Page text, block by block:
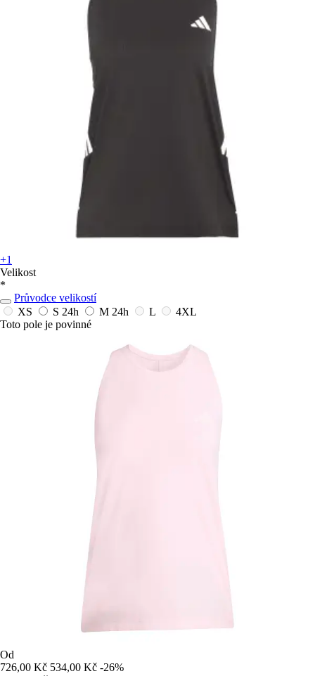
+1
Velikost
*
Průvodce velikostí
XS
S 24h M 24h L
4XL
Toto pole je povinné
Od
726,00 Kč 534,00 Kč -26%